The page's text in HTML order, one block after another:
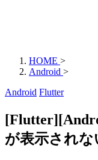
HOME >
Android >
Android Flutter
が表示され